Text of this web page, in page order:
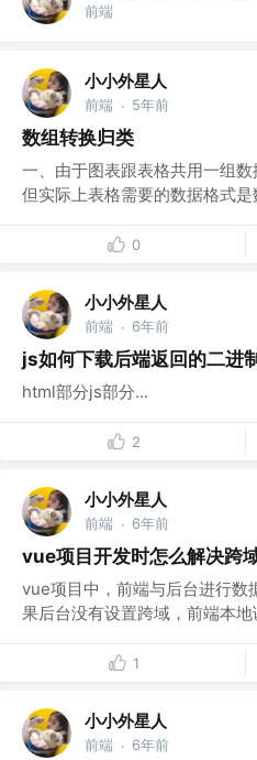
前端
小小外星人
前端 · 5年前
数组转换归类
一、由于图表跟表格共用一组
但实际上表格需要的数据格式是
0
小小外星人
前端 · 6年前
js如何下载后端返回的二进
html部分js部分...
2
小小外星人
前端 · 6年前
vue项目开发时怎么解决跨
vue项目中，前端与后台进行数
果后台没有设置跨域，前端本地
1
小小外星人
前端 · 6年前